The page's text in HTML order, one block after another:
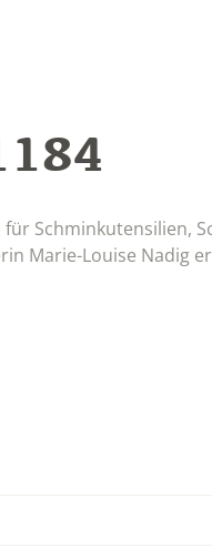
Schminkutensilien,
Marie-Louise Nadig